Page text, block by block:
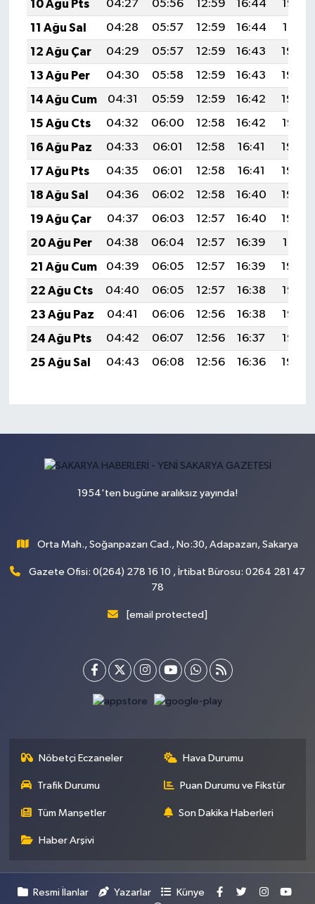
10 Ağu Pts 04:27 05:56 12:59 16:44
19:53
11 Ağu Sal
04:28 05:57 12:59 16:44
19:51
12 Ağu Çar
04:29 05:57 12:59 16:43
19:50
13 Ağu Per
04:30 05:58 12:59 16:43
19:49
14 Ağu Cum
04:31 05:59 12:59 16:42
19:48
15 Ağu Cts
04:32 06:00 12:58 16:42
19:47
16 Ağu Paz
04:33 06:01 12:58 16:41
19:46
17 Ağu Pts
04:35 06:01 12:58 16:41
19:44
18 Ağu Sal
04:36 06:02 12:58 16:40
19:43
19 Ağu Çar
04:37 06:03 12:57 16:40
19:42
20 Ağu Per
04:38 06:04 12:57 16:39
19:41
21 Ağu Cum
04:39 06:05 12:57 16:39
19:39
22 Ağu Cts
04:40 06:05 12:57 16:38
19:38
23 Ağu Paz
04:41 06:06 12:56 16:38
19:37
24 Ağu Pts
04:42 06:07 12:56 16:37
19:36
25 Ağu Sal
04:43 06:08 12:56 16:36 19:34
1954'ten bugüne aralıksız yayında!
Orta Mah., Soğanpazarı Cad., No:30, Adapazarı, Sakarya
Gazete Ofisi: 0(264) 278 16 10 , İrtibat Bürosu: 0264 281 47
78
[email protected]
Nöbetçi Eczaneler Hava Durumu
Trafik Durumu Puan Durumu ve Fikstür
Tüm Manşetler Son Dakika Haberleri
Haber Arşivi
Resmi İlanlar Yazarlar Künye